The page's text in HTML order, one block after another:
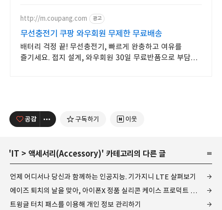
http://m.coupang.com 광고
무선충전기 쿠팡 와우회원 무제한 무료배송
배터리 걱정 끝! 무선충전기, 빠르게 완충하고 여유를
즐기세요. 접지 설계, 와우회원 30일 무료반품으로 부담
공감 구독하기 이웃
'IT > 액세서리(Accessory)' 카테고리의 다른 글
언제 어디서나 당신과 함께하는 인공지능. 기가지니 LTE 살펴보기
에이즈 퇴치의 날을 맞아, 아이폰X 정품 실리콘 케이스 프로덕트 레드 에디션
트윙글 터치 패스를 이용해 개인 정보 관리하기